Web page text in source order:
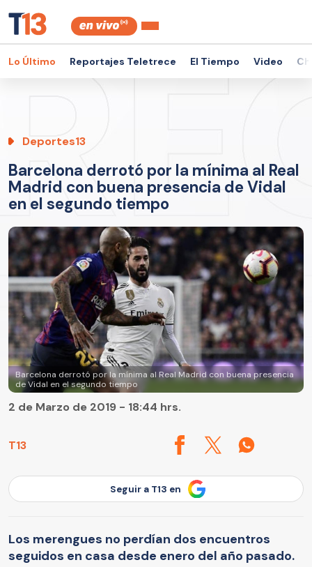
Lo Último Reportajes Teletrece El Tiempo Video
Deportes13
Barcelona derrotó por la mínima al Real
Madrid con buena presencia de Vidal
en el segundo tiempo
Barcelona derrotó por la mínima al Real Madrid con buena presencia
de Vidal en el segundo tiempo
T13
2 de Marzo de 2019 - 18:44 hrs.
Seguir a T13 en
Los merengues no perdían dos encuentros
seguidos en casa desde enero del año pasado.